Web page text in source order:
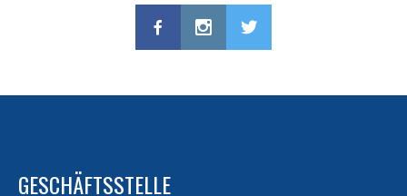
GESCHÄFTSSTELLE